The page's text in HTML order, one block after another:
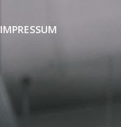
IMPRESSUM